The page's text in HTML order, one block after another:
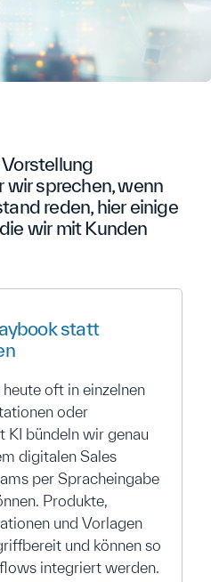
wir sprechen, wenn
reden, hier einige
wir mit Kunden
statt
oft in einzelnen
oder
KI bündeln wir genau
digitalen Sales
per Spracheingabe
Produkte,
und Vorlagen
und können so
integriert werden.